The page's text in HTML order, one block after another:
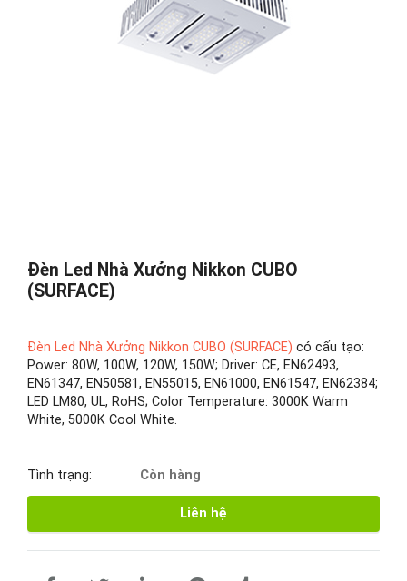
Đèn Led Nhà Xưởng Nikkon CUBO
(SURFACE)
Đèn Led Nhà Xưởng Nikkon CUBO (SURFACE) có cấu tạo:
Power: 80W, 100W, 120W, 150W; Driver: CE, EN62493,
EN61347, EN50581, EN55015, EN61000, EN61547, EN62384;
LED LM80, UL, RoHS; Color Temperature: 3000K Warm
White, 5000K Cool White.
Tình trạng: Còn hàng
Liên hệ